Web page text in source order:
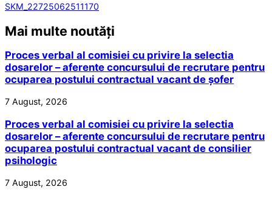
SKM_22725062511170
Mai multe noutăți
Proces verbal al comisiei cu privire la selectia
dosarelor – aferente concursului de recrutare pentru
ocuparea postului contractual vacant de șofer
7 August, 2026
Proces verbal al comisiei cu privire la selectia
dosarelor – aferente concursului de recrutare pentru
ocuparea postului contractual vacant de consilier
psihologic
7 August, 2026